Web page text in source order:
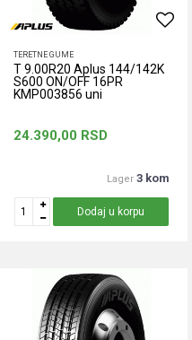
TERETNE GUME
T 9.00R20 Aplus 144/142K
S600 ON/OFF 16PR
KMP003856 uni
24.390,00 RSD
Lager 3 kom
Dodaj u korpu